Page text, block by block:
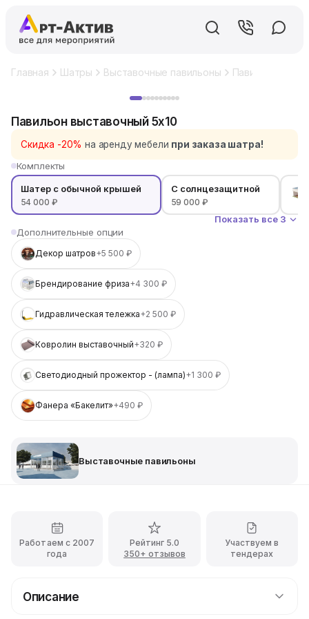
Главная Шатры Выставочные павильоны Павильон
Павильон выставочный 5x10
Скидка -20% на аренду мебели при заказа шатра!
Комплекты
Шатер с обычной крышей
54 000 ₽
С солнцезащитной
59 000 ₽
Показать все 3
Дополнительные опции
Декор шатров+5 500 ₽
Брендирование фриза+4 300 ₽
Гидравлическая тележка+2 500 ₽
Ковролин выставочный+320 ₽
Светодиодный прожектор - (лампа)+1 300 ₽
Фанера «Бакелит»+490 ₽
Выставочные павильоны
Работаем с 2007
года
Рейтинг 5.0
350+ отзывов
Участвуем в
тендерах
Описание